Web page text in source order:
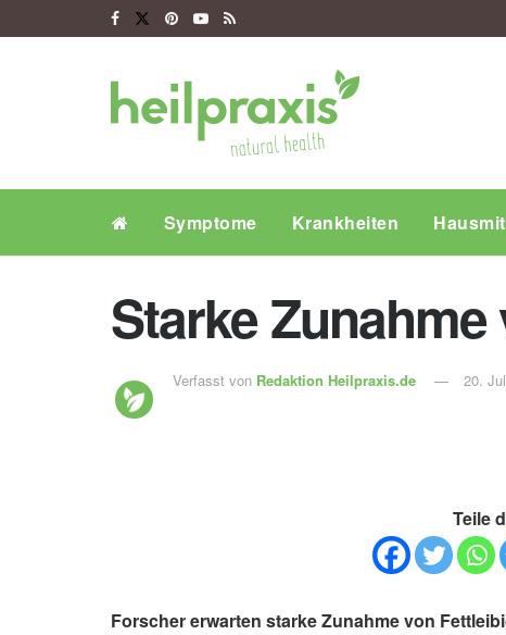
Symptome Krankheiten
Starke
Verfasst von Redaktion Heilpraxis.de 20.
Teile
Forscher erwarten starke Zunahme von